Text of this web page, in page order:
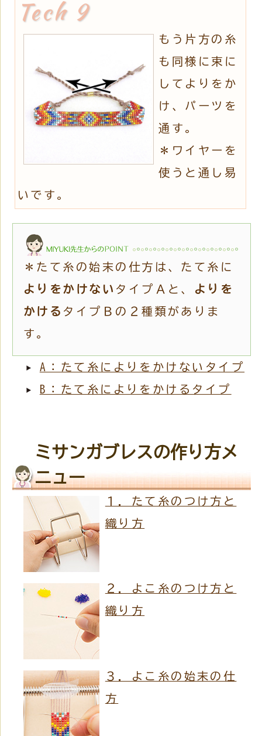
もう片方の糸
も同様に束に
してよりをか
け、パーツを
通す。
＊ワイヤーを
使うと通し易
いです。
＊たて糸の始末の仕方は、たて糸に
よりをかけない タイプＡと、
よりを
かける タイプＢの２種類がありま
す。
A：たて糸によりをかけないタイプ
B：たて糸によりをかけるタイプ
ミサンガブレスの作り方メ
ニュー
１．たて糸のつけ方と
織り方
２．よこ糸のつけ方と
織り方
３．よこ糸の始末の仕
方